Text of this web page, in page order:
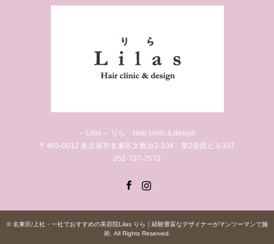
～Lilas～ りら Hair clinic＆design
〒465-0012 名古屋市名東区文教台2-104 第2柴田ビル107
052-737-7573
©名東区/上社・一社でおすすめの美容院Lilas りら｜経験豊富なデザイナーがマンツーマンで施
術. All Rights Reserved.